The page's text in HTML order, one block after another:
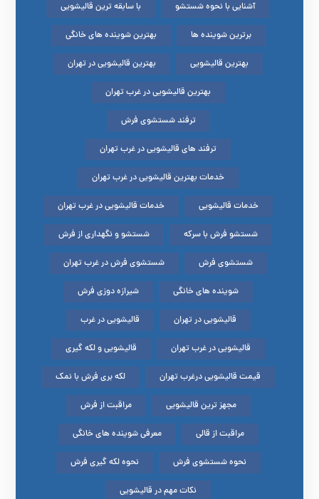
آشنایی با نحوه شستشو با سابقه ترین قالیشویی
برترین شوینده ها بهترین شوینده های خانگی
بهترین قالیشویی بهترین قالیشویی در تهران
بهترین قالیشویی در غرب تهران
ترفند شستشوی فرش
ترفند های قالیشویی در غرب تهران
خدمات بهترین قالیشویی در غرب تهران
خدمات قالیشویی خدمات قالیشویی در غرب تهران
شستشو فرش با سرکه شستشو و نگهداری از فرش
شستشوی فرش شستشوی فرش در غرب تهران
شوینده های خانگی شیرازه دوزی فرش
قالیشویی در تهران قالیشویی در غرب
قالیشویی در غرب تهران قالیشویی و لکه گیری
قیمت قالیشویی درغرب تهران لکه بری فرش با نمک
مجهز ترین قالیشویی مراقبت از فرش
مراقبت از قالی معرفی شوینده های خانگی
نحوه شستشوی فرش نحوه لکه گیری فرش
نکات مهم در قالیشویی